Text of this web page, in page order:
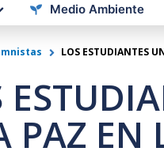
Medio Ambiente
LOS ESTUDIANTES
PAZ EN